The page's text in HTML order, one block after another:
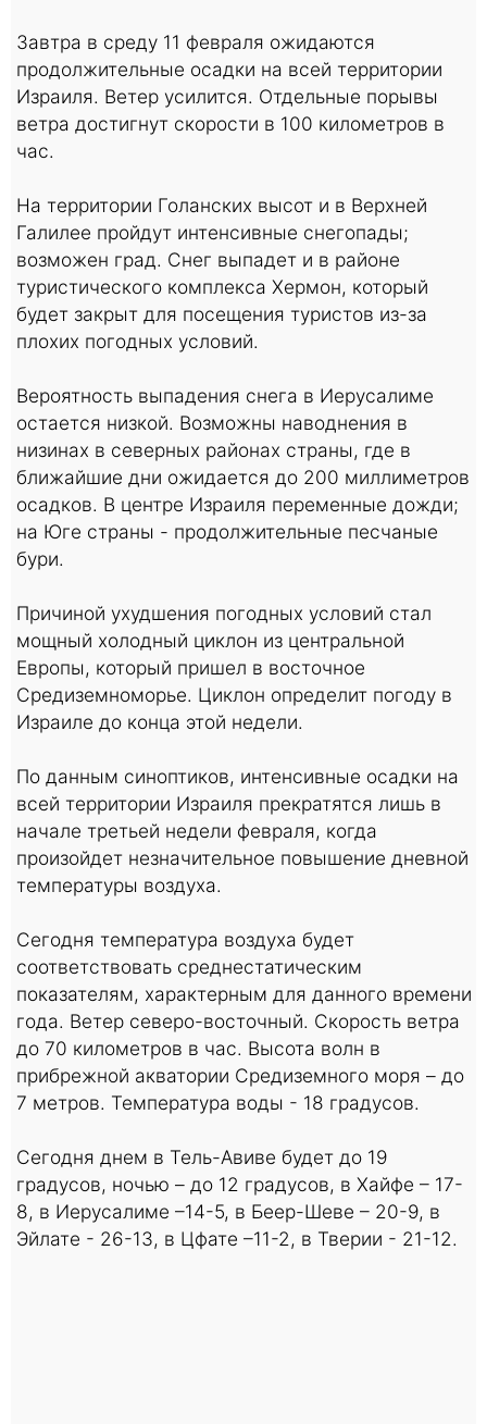
Завтра в среду 11 февраля ожидаются
продолжительные осадки на всей территории
Израиля. Ветер усилится. Отдельные порывы
ветра достигнут скорости в 100 километров в
час.
На территории Голанских высот и в Верхней
Галилее пройдут интенсивные снегопады;
возможен град. Снег выпадет и в районе
туристического комплекса Хермон, который
будет закрыт для посещения туристов из-за
плохих погодных условий.
Вероятность выпадения снега в Иерусалиме
остается низкой. Возможны наводнения в
низинах в северных районах страны, где в
ближайшие дни ожидается до 200 миллиметров
осадков. В центре Израиля переменные дожди;
на Юге страны - продолжительные песчаные
бури.
Причиной ухудшения погодных условий стал
мощный холодный циклон из центральной
Европы, который пришел в восточное
Средиземноморье. Циклон определит погоду в
Израиле до конца этой недели.
По данным синоптиков, интенсивные осадки на
всей территории Израиля прекратятся лишь в
начале третьей недели февраля, когда
произойдет незначительное повышение дневной
температуры воздуха.
Сегодня температура воздуха будет
соответствовать среднестатическим
показателям, характерным для данного времени
года. Ветер северо-восточный. Скорость ветра
до 70 километров в час. Высота волн в
прибрежной акватории Средиземного моря – до
7 метров. Температура воды - 18 градусов.
Сегодня днем в Тель-Авиве будет до 19
градусов, ночью – до 12 градусов, в Хайфе – 17-
8, в Иерусалиме –14-5, в Беер-Шеве – 20-9, в
Эйлате - 26-13, в Цфате –11-2, в Тверии - 21-12.